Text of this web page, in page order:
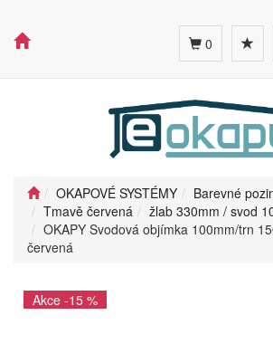
0
OKAPOVÉ SYSTÉMY
Barevné
Tmavě červená
žlab 330mm / svod
OKAPY Svodová objímka 100mm/trn
červená
Akce -15 %